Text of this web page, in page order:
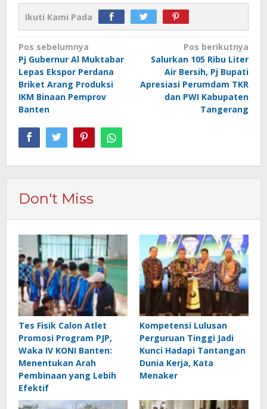
Ikuti Kami Pada
Navigasi
pos
Pos sebelumnya
Pj Gubernur Al Muktabar
Lepas Ekspor Perdana
Briket Arang Produksi
IKM Binaan Pemprov
Banten
Pos berikutnya
Salurkan 105 Ribu Liter
Air Bersih, Pj Bupati
Apresiasi Perumdam TKR
dan PWI Kabupaten
Tangerang
Don't Miss
Tes Fisik Calon Atlet
Promosi Program PJP,
Waka IV KONI Banten:
Menentukan Arah
Pembinaan yang Lebih
Efektif
Kompetensi Lulusan
Perguruan Tinggi Jadi
Kunci Hadapi Tantangan
Dunia Kerja, Kata
Menaker